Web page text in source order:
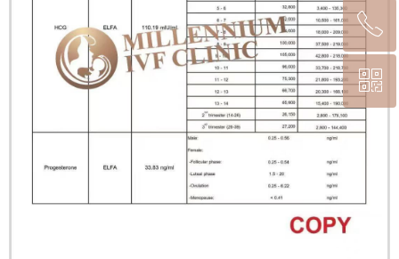
回到顶部
ꂅ
(0066)-2-233-7547
ꀥ
扫码咨询